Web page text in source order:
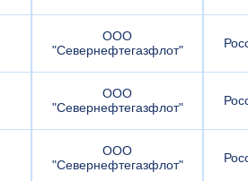
ООО
"Севернефтегазфлот"
ООО
"Севернефтегазфлот"
ООО
"Севернефтегазфлот"